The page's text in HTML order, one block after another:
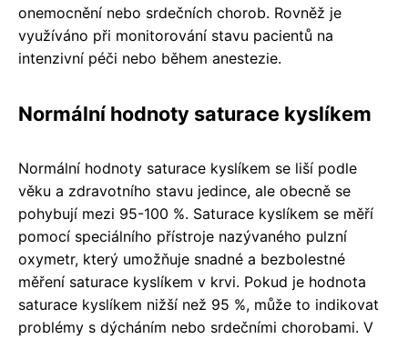
onemocnění nebo srdečních chorob. Rovněž je
využíváno při monitorování stavu pacientů na
intenzivní péči nebo během anestezie.
Normální hodnoty saturace kyslíkem
Normální hodnoty saturace kyslíkem se liší podle
věku a zdravotního stavu jedince, ale obecně se
pohybují mezi 95-100 %. Saturace kyslíkem se měří
pomocí speciálního přístroje nazývaného pulzní
oxymetr, který umožňuje snadné a bezbolestné
měření saturace kyslíkem v krvi. Pokud je hodnota
saturace kyslíkem nižší než 95 %, může to indikovat
problémy s dýcháním nebo srdečními chorobami. V